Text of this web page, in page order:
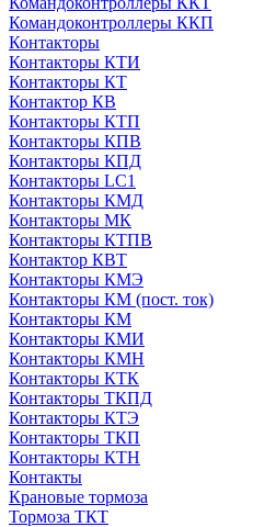
Командоконтроллеры ККП
Контакторы
Контакторы КТИ
Контакторы КТ
Контактор КВ
Контакторы КТП
Контакторы КПВ
Контакторы КПД
Контакторы LC1
Контакторы КМД
Контакторы МК
Контакторы КТПВ
Контактор КВТ
Контакторы КМЭ
Контакторы КМ (пост. ток)
Контакторы КМ
Контакторы КМИ
Контакторы КМН
Контакторы КТК
Контакторы ТКПД
Контакторы КТЭ
Контакторы ТКП
Контакторы КТН
Контакты
Крановые тормоза
Тормоза ТКТ